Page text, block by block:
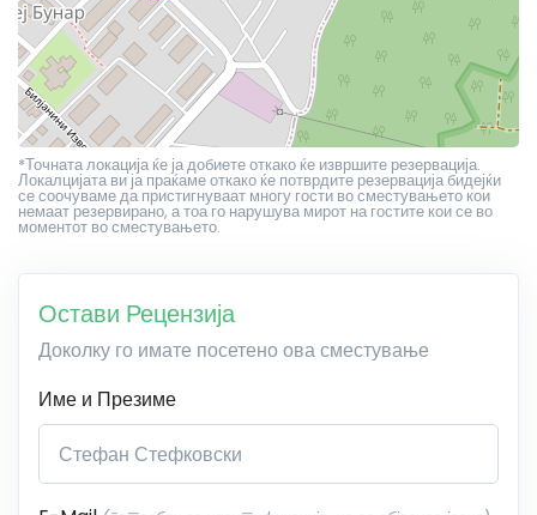
*Точната локација ќе ја добиете откако ќе извршите резервација.
Локалцијата ви ја праќаме откако ќе потврдите резервација бидејќи
се соочуваме да пристигнуваат многу гости во сместувањето кои
немаат резервирано, а тоа го нарушува мирот на гостите кои се во
моментот во сместувањето.
Остави Рецензија
Доколку го имате посетено ова сместување
Име и Презиме